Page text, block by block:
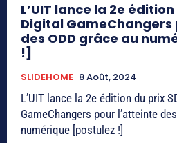
L’UIT lance la 2e
Digital GameChangers
des ODD grâce au
!]
SLIDEHOME 8 Août, 2024
L’UIT lance la 2e édition du prix
GameChangers pour l’atteinte
numérique [postulez !]